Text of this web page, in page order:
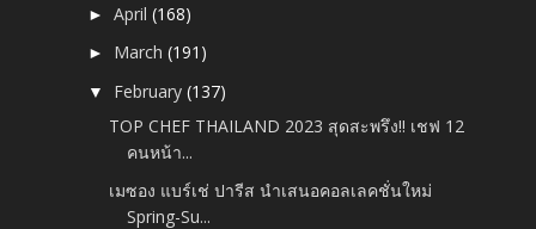
►April(168)
► March(191)
▼ February(137)
TOP CHEF THAILAND 2023 สุดสะพรึง!! เชฟ 12
คนหน้า...
เมซอง แบร์เช่ ปารีส นำเสนอคอลเลคชั่นใหม่
Spring-Su...